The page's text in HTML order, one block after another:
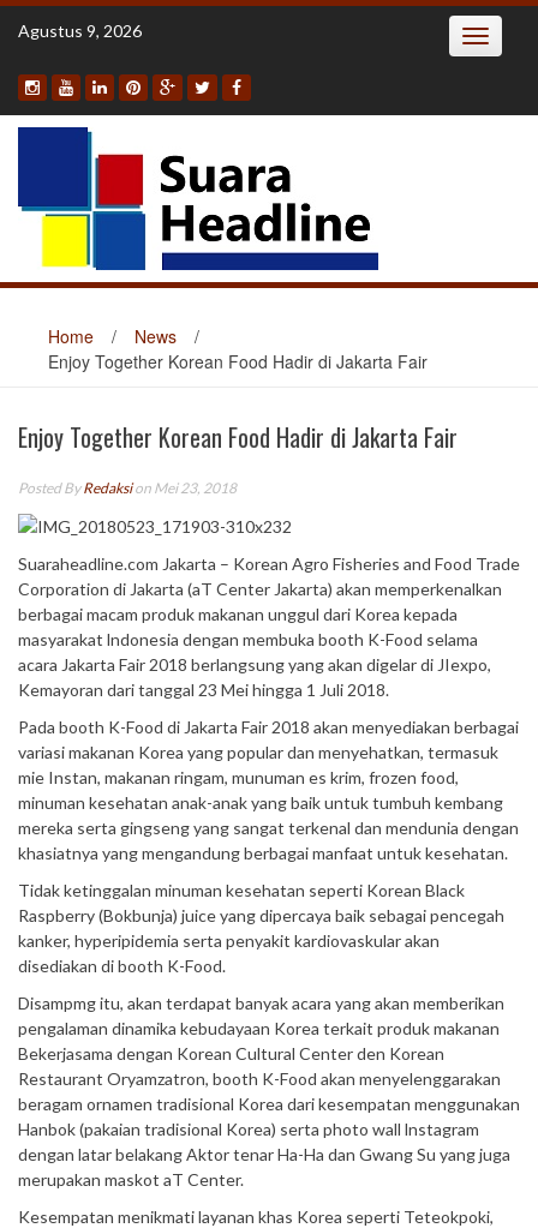
Skip
Agustus 9, 2026 Toggle
Home / News
/
Enjoy Together Korean Food Hadir di Jakarta Fair
Enjoy Together Korean Food Hadir di Jakarta Fair
Posted ByRedaksion Mei 23, 2018
Suaraheadline.com Jakarta – Korean Agro Fisheries and Food Trade
Corporation di Jakarta (aT Center Jakarta) akan memperkenalkan
berbagai macam produk makanan unggul dari Korea kepada
masyarakat lndonesia dengan membuka booth K-Food selama
acara Jakarta Fair 2018 berlangsung yang akan digelar di JIexpo,
Kemayoran dari tanggal 23 Mei hingga 1 Juli 2018.
Pada booth K-Food di Jakarta Fair 2018 akan menyediakan berbagai
variasi makanan Korea yang popular dan menyehatkan, termasuk
mie Instan, makanan ringam, munuman es krim, frozen food,
minuman kesehatan anak-anak yang baik untuk tumbuh kembang
mereka serta gingseng yang sangat terkenal dan mendunia dengan
khasiatnya yang mengandung berbagai manfaat untuk kesehatan.
Tidak ketinggalan minuman kesehatan seperti Korean Black
Raspberry (Bokbunja) juice yang dipercaya baik sebagai pencegah
kanker, hyperipidemia serta penyakit kardiovaskular akan
disediakan di booth K-Food.
Disampmg itu, akan terdapat banyak acara yang akan memberikan
pengalaman dinamika kebudayaan Korea terkait produk makanan
Bekerjasama dengan Korean Cultural Center den Korean
Restaurant Oryamzatron, booth K-Food akan menyelenggarakan
beragam ornamen tradisional Korea dari kesempatan menggunakan
Hanbok (pakaian tradisional Korea) serta photo wall lnstagram
dengan latar belakang Aktor tenar Ha-Ha dan Gwang Su yang juga
merupakan maskot aT Center.
Kesempatan menikmati layanan khas Korea seperti Teteokpoki,